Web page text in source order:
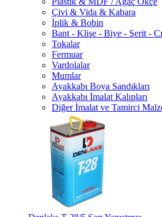
Çivi & Vida & Kabara
İplik & Bobin
Bant - Klişe - Biye - Şerit -
Tokalar
Fermuar
Vardolalar
Mumlar
Ayakkabı Boya Sandıkları
Ayakkabı İmalat Kalıpları
Diğer İmalat ve Tamirci